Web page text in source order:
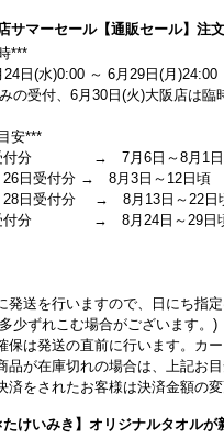
サマーセール【通販セール】注
***
24日(水)0:00 ～ 6月29日(月)24:00
の受付、6月30日(火)大阪店は臨
安***
受付分 → 7月6日～8月1日
26日受付分 → 8月3日～12日頃
28日受付分 → 8月13日～22日
受付分 → 8月24日～29日
発送を行いますので、日にち指
少ずれこむ場合がございます。)
保は発送の直前に行います。カ
が在庫切れの場合は、上記お目
をされたお客様は決済金額の変
たけいみき】オリジナルタオルが